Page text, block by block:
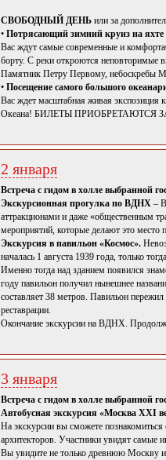
СВОБОДНЫЙ ДЕНЬ или за
• Потрясающий зимний круиз на яхте
Вас ждут самые современные и
борту. С реки откроются неповторимые
Памятник Петру Первому, небоскребы
• Посещение самого большого
Вас ждет масштабная живая
Океана! БИЛЕТЫ ПРИОБРЕТАЮТСЯ
2 января
Встреча с гидом в холле выбранной
Экскурсионная прогулка по ВДНХ –
аттракционами и даже «общественным
мероприятий, которые делают это место
Экскурсия в павильон «Космос».
началась 1 августа 1939 года, только
Именно тогда над зданием появился
году павильон получил нынешнее
составляет 38 метров. Павильон
реставрации.
Окончание экскурсии на ВДНХ.
3 января
Встреча с гидом в холле выбранной
Автобусная экскурсия «Москва XXI
На экскурсии вы сможете
архитекторов. Участники увидят самые
Вы увидите не только древнюю Москву и